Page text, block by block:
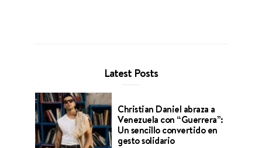
Latest Posts
Christian Daniel abraza a
Venezuela con “Guerrera”:
Un sencillo convertido en
gesto solidario